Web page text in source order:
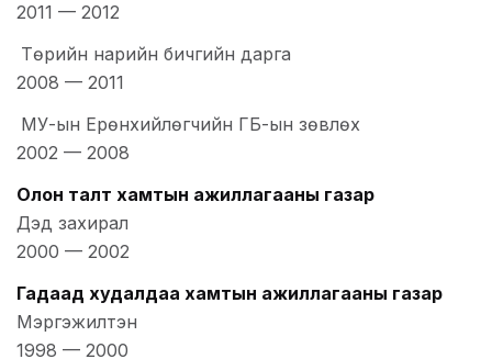
2011 — 2012
Төрийн нарийн бичгийн дарга
2008 — 2011
МУ-ын Ерөнхийлөгчийн ГБ-ын зөвлөх
2002 — 2008
Олон талт хамтын ажиллагааны газар
Дэд захирал
2000 — 2002
Гадаад худалдаа хамтын ажиллагааны газар
Мэргэжилтэн
1998 — 2000